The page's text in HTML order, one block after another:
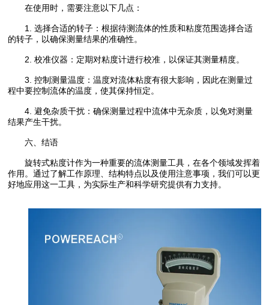
在使用时，需要注意以下几点：
1. 选择合适的转子：根据待测流体的性质和粘度范围选择合适
的转子，以确保测量结果的准确性。
2. 校准仪器：定期对粘度计进行校准，以保证其测量精度。
3. 控制测量温度：温度对流体粘度有很大影响，因此在测量过
程中要控制流体的温度，使其保持恒定。
4. 避免杂质干扰：确保测量过程中流体中无杂质，以免对测量
结果产生干扰。
六、结语
旋转式粘度计作为一种重要的流体测量工具，在各个领域发挥着
作用。通过了解工作原理、结构特点以及使用注意事项，我们可以更
好地应用这一工具，为实际生产和科学研究提供有力支持。